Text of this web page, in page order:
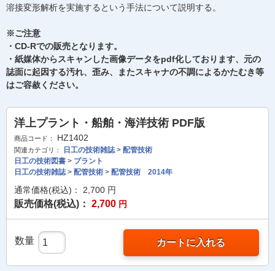
溶接変形解析を実施するという手法について説明する。
※ご注意
・CD-Rでの販売となります。
・紙媒体からスキャンした画像データをpdf化しております、元の
誌面に起因する汚れ、歪み、またスキャナの不調によるかたむき等
はご容赦ください。
洋上プラント・船舶・海洋技術 PDF版
商品コード： HZ1402
関連カテゴリ： 日工の技術雑誌> 配管技術
日工の技術図書 > プラント
日工の技術雑誌> 配管技術 > 配管技術 2014年
通常価格(税込)： 2,700 円
販売価格(税込)： 2,700 円
数量 カートに入れる